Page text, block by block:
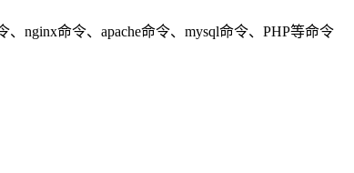
nginx命令、apache命令、mysql命令、PHP等命令